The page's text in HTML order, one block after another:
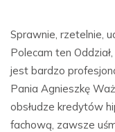
Sprawnie, rzetelnie,
Polecam ten
jest bardzo
Pania Agnieszkę
obsłudze kredytów
fachową, zawsze